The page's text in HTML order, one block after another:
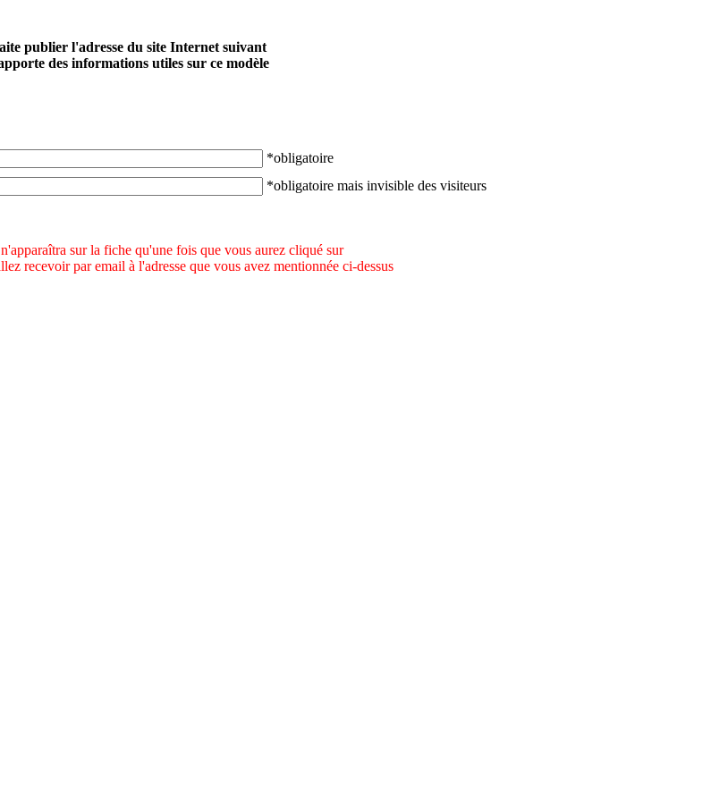
publier l'adresse du site Internet suivant
des informations utiles sur ce modèle
*obligatoire
*obligatoire mais invisible des visiteurs
sur la fiche qu'une fois que vous aurez cliqué sur
recevoir par email à l'adresse que vous avez mentionnée ci-dessus